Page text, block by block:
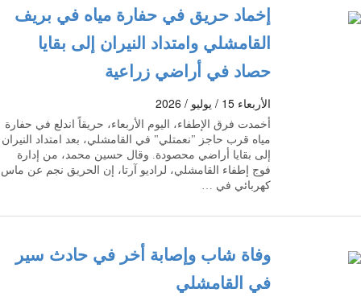
إخماد حريق في حفارة مياه في بريف
القامشلي وامتداد النيران إلى بقايا
حصاد في أراضي زراعية
الأربعاء 15 / يوليو / 2026
أخمدت فرق الإطفاء، اليوم الأربعاء، حريقاً اندلع في حفارة
مياه قرب حاجز "نعمتلي" في القامشلي، بعد امتداد النيران
إلى بقايا أراضي محصودة. وقال حسين محمد، من إدارة
فوج إطفاء القامشلي، لراديو آرتا، إن الحريق نجم عن ماس
كهربائي في …
وفاة شاب وإصابة أخر في حادث سير
في القامشلي